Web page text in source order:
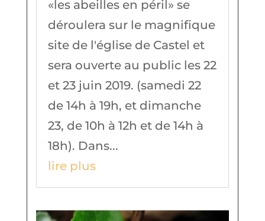
«les abeilles en péril» se
déroulera sur le magnifique
site de l'église de Castel et
sera ouverte au public les 22
et 23 juin 2019. (samedi 22
de 14h à 19h, et dimanche
23, de 10h à 12h et de 14h à
18h). Dans...
lire plus